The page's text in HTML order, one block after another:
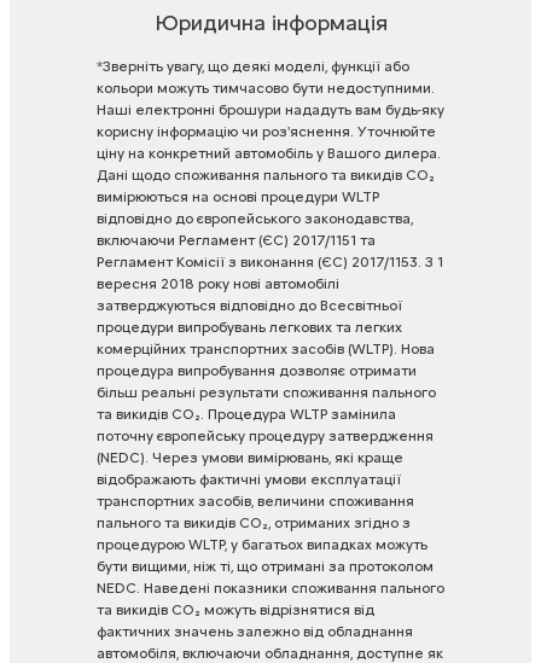
Юридична інформація
*Зверніть увагу, що деякі моделі, функції або
кольори можуть тимчасово бути недоступними.
Наші електронні брошури нададуть вам будь-яку
корисну інформацію чи роз'яснення. Уточнюйте
ціну на конкретний автомобіль у Вашого дилера.
Дані щодо споживання пального та викидів CO₂
вимірюються на основі процедури WLTP
відповідно до європейського законодавства,
включаючи Регламент (ЄС) 2017/1151 та
Регламент Комісії з виконання (ЄС) 2017/1153. З 1
вересня 2018 року нові автомобілі
затверджуються відповідно до Всесвітньої
процедури випробувань легкових та легких
комерційних транспортних засобів (WLTP). Нова
процедура випробування дозволяє отримати
більш реальні результати споживання пального
та викидів CO₂. Процедура WLTP замінила
поточну європейську процедуру затвердження
(NEDC). Через умови вимірювань, які краще
відображають фактичні умови експлуатації
транспортних засобів, величини споживання
пального та викидів CO₂, отриманих згідно з
процедурою WLTP, у багатьох випадках можуть
бути вищими, ніж ті, що отримані за протоколом
NEDC. Наведені показники споживання пального
та викидів CO₂ можуть відрізнятися від
фактичних значень залежно від обладнання
автомобіля, включаючи обладнання, доступне як